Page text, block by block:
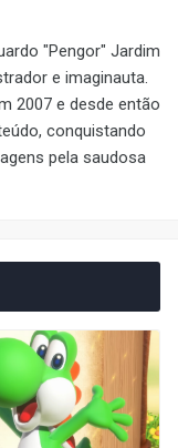
"Pengor" Jardim
e imaginauta.
2007 e desde então
conquistando
pela saudosa